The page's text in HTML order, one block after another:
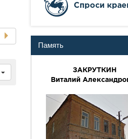
Cпроси
Память
ЗАКРУТКИН
Виталий